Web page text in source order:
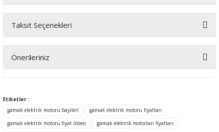
Bu ürüne ilk yorumu siz yapın!
Taksit Seçenekleri
Önerileriniz
tarafımıza iletebilirsiniz.
Görüş ve önerileriniz için teşekkür ederiz.
Etiketler :
gamak elektrik motoru bayileri
gamak elektrik motoru fiyatları
gamak elektrik motoru fiyat listesi
gamak elektrik motorları fiyatları